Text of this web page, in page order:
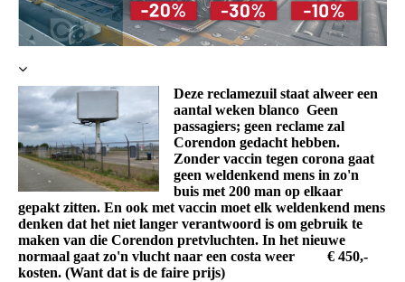
Deze reclamezuil staat alweer een
aantal weken blanco Geen
passagiers; geen reclame zal
Corendon gedacht hebben.
Zonder vaccin tegen corona gaat
geen weldenkend mens in zo'n
buis met 200 man op elkaar
gepakt zitten. En ook met vaccin moet elk weldenkend mens
denken dat het niet langer verantwoord is om gebruik te
maken van die Corendon pretvluchten. In het nieuwe
normaal gaat zo'n vlucht naar een costa weer € 450,-
kosten. (Want dat is de faire prijs)